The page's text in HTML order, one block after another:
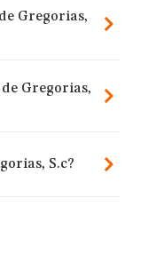
Gregorias,
Gregorias,
S.c?